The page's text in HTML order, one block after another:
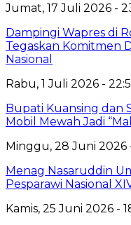
Jumat, 17 Juli 2026 -
Dampingi Wapres di
Tegaskan Komitmen
Nasional
Rabu, 1 Juli 2026 -
Bupati Kuansing dan
Mobil Mewah Jadi
Minggu, 28 Juni 2026
Menag Nasaruddin
Pesparawi Nasional
Kamis, 25 Juni 2026 -